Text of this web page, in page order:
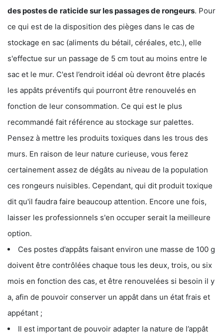
des postes de raticide sur les passages de rongeurs. Pour
ce qui est de la disposition des pièges dans le cas de
stockage en sac (aliments du bétail, céréales, etc.), elle
s'effectue sur un passage de 5 cm tout au moins entre le
sac et le mur. C'est l’endroit idéal où devront être placés
les appâts préventifs qui pourront être renouvelés en
fonction de leur consommation. Ce qui est le plus
recommandé fait référence au stockage sur palettes.
Pensez à mettre les produits toxiques dans les trous des
murs. En raison de leur nature curieuse, vous ferez
certainement assez de dégâts au niveau de la population
ces rongeurs nuisibles. Cependant, qui dit produit toxique
dit qu'il faudra faire beaucoup attention. Encore une fois,
laisser les professionnels s'en occuper serait la meilleure
option.
Ces postes d’appâts faisant environ une masse de 100 g
doivent être contrôlées chaque tous les deux, trois, ou six
mois en fonction des cas, et être renouvelées si besoin il y
a, afin de pouvoir conserver un appât dans un état frais et
appétant ;
Il est important de pouvoir adapter la nature de l’appât